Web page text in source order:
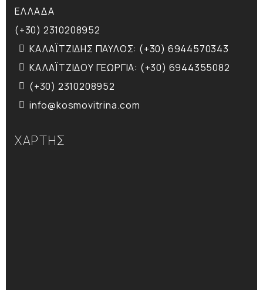
ΕΛΛΑΔΑ
(+30) 2310208952
ΚΑΛΑΪΤΖΙΔΗΣ ΠΑΥΛΟΣ: (+30) 6944570343
ΚΑΛΑΪΤΖΙΔΟΥ ΓΕΩΡΓΙΑ: (+30) 6944355082
(+30) 2310208952
info@kosmovitrina.com
ΧΑΡΤΗΣ